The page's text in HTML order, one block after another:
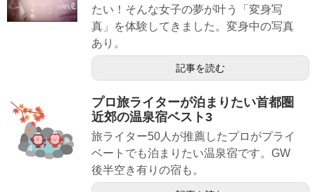
たい！そんな女子の夢が叶う「変身写
真」を体験してきました。変身中の写真
あり。
記事を読む
プロ旅ライターが泊まりたい首都圏
近郊の温泉宿ベスト3
旅ライター50人が推薦したプロがプライ
ベートでも泊まりたい温泉宿です。GW
後半空き有りの宿も。